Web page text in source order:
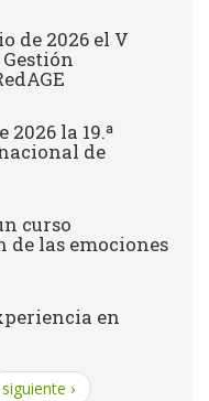
de 2026 el V
la 19.ª
de
curso
las emociones
en
siguiente ›